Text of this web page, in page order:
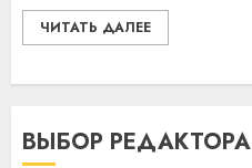
ЧИТАТЬ ДАЛЕЕ
ВЫБОР РЕДАКТОРА